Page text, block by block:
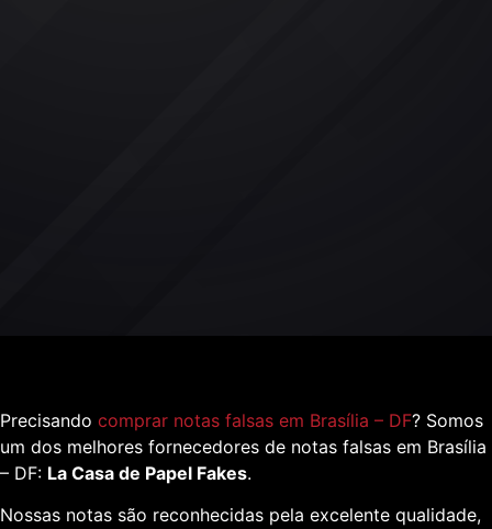
Precisando comprar notas falsas em Brasília – DF? Somos
um dos melhores fornecedores de notas falsas em Brasília
– DF: La Casa de Papel Fakes.
Nossas notas são reconhecidas pela excelente qualidade,